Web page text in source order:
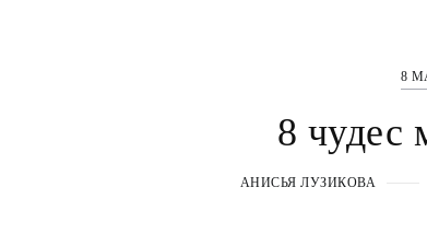
8
8 чудес
АНИСЬЯ ЛУЗИКОВА